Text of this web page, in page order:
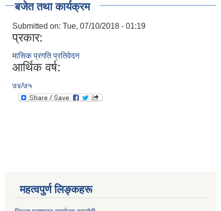
बजेत तथा कार्यक्रम
Submitted on: Tue, 07/10/2018 - 01:19
प्रकार:
मासिक प्रगति प्रतिवेदन
आर्थिक वर्ष:
७४/७५
महत्वपुर्ण लिङ्कहरू